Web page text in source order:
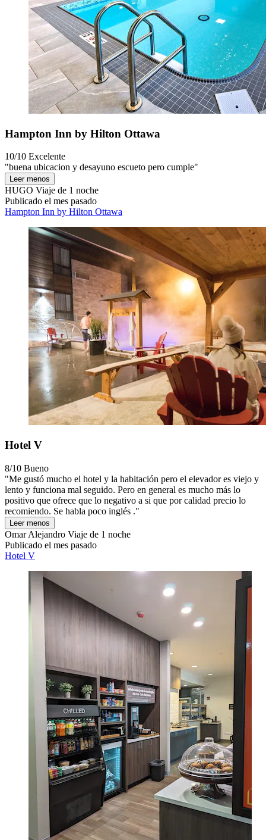
Hampton Inn by Hilton Ottawa
10/10 Excelente
"buena ubicacion y desayuno escueto pero cumple"
Leer menos
HUGO Viaje de 1 noche
Publicado el mes pasado
Hampton Inn by Hilton Ottawa
Hotel V
8/10 Bueno
"Me gustó mucho el hotel y la habitación pero el elevador es viejo y
lento y funciona mal seguido. Pero en general es mucho más lo
positivo que ofrece que lo negativo a si que por calidad precio lo
recomiendo. Se habla poco inglés ."
Leer menos
Omar Alejandro Viaje de 1 noche
Publicado el mes pasado
Hotel V